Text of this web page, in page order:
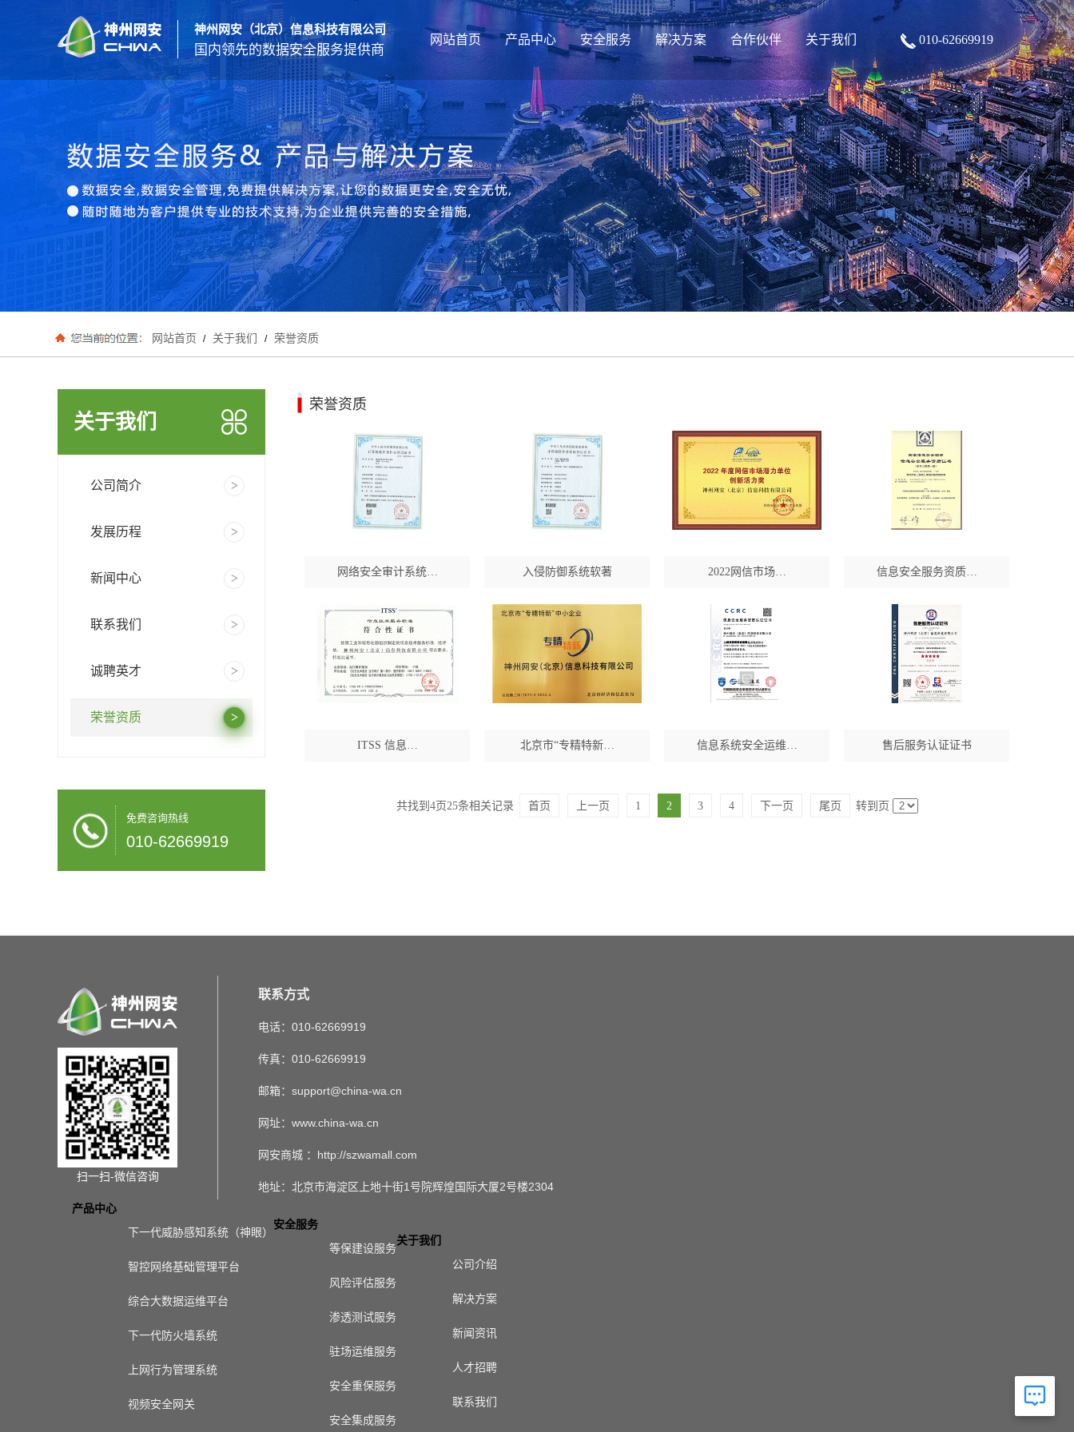
神州网安（北京）信息科技有限公司
国内领先的数据安全服务提供商
网站首页 产品中心 安全服务 解决方案 合作伙伴 关于我们 010-62669919
网站首页 / 关于我们 / 荣誉资质
关于我们
公司简介
发展历程
新闻中心
联系我们
诚聘英才
荣誉资质
免费咨询热线
010-62669919
荣誉资质
网络安全审计系统… 入侵防御系统软著 2022网信市场… 信息安全服务资质…
ITSS 信息… 北京市“专精特新… 信息系统安全运维… 售后服务认证证书
共找到 4页25条相关记录 首页 上一页 1 2 3 4 下一页 尾页 转到页
扫一扫-微信咨询
联系方式
电话：010-62669919
传真：010-62669919
邮箱：support@china-wa.cn
网址：www.china-wa.cn
网安商城 ：http://szwamall.com
地址：北京市海淀区上地十街1号院辉煌国际大厦2号楼2304
产品中心
下一代威胁感知系统（神眼）
智控网络基础管理平台
综合大数据运维平台
下一代防火墙系统
上网行为管理系统
视频安全网关
安全服务
等保建设服务
风险评估服务
渗透测试服务
驻场运维服务
安全重保服务
安全集成服务
关于我们
公司介绍
解决方案
新闻资讯
人才招聘
联系我们